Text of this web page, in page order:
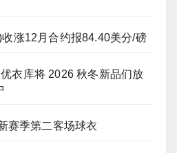
涨12月合约报84.40美分/磅
衣库将 2026 秋冬新品们放
赛季第二客场球衣